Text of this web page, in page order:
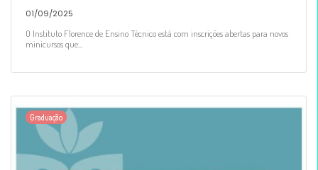
01/09/2025
O Instituto Florence de Ensino Técnico está com inscrições abertas para novos
minicursos que...
Graduação